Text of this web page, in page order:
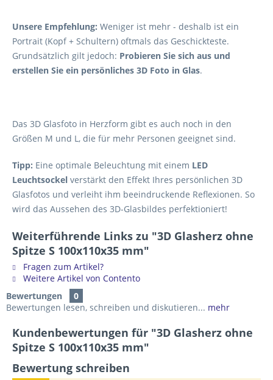
Unsere Empfehlung: Weniger ist mehr - deshalb ist ein
Portrait (Kopf + Schultern) oftmals das Geschickteste.
Grundsätzlich gilt jedoch: Probieren Sie sich aus und
erstellen Sie ein persönliches 3D Foto in Glas.
Das 3D Glasfoto in Herzform gibt es auch noch in den
Größen M und L, die für mehr Personen geeignet sind.
Tipp: Eine optimale Beleuchtung mit einem LED
Leuchtsockel verstärkt den Effekt Ihres persönlichen 3D
Glasfotos und verleiht ihm beeindruckende Reflexionen. So
wird das Aussehen des 3D-Glasbildes perfektioniert!
Weiterführende Links zu "3D Glasherz ohne
Spitze S 100x110x35 mm"
Fragen zum Artikel?
Weitere Artikel von Contento
Bewertungen
0
Bewertungen lesen, schreiben und diskutieren... mehr
Kundenbewertungen für "3D Glasherz ohne
Spitze S 100x110x35 mm"
Bewertung schreiben